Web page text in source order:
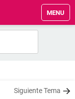
MENU
Siguiente Tema